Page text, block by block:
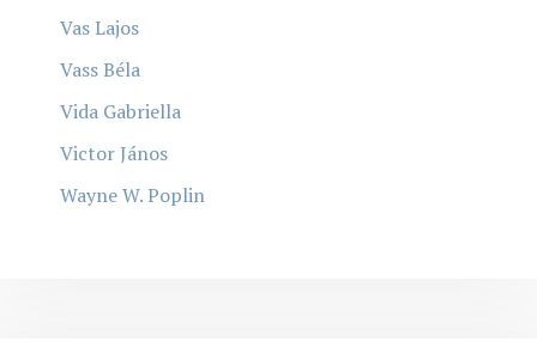
Vas Lajos
Vass Béla
Vida Gabriella
Victor János
Wayne W. Poplin